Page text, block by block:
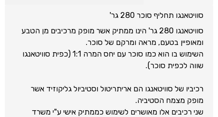
סוויטאנגו תחליף סוכר 280 גר'
סוויטאנגו 280 גר' הינו ממתיק אשר מופק מרכיבים מן הטבע
ומאופיין בטעם, מראה ומרקם של סוכר.
השימוש בו הוא כמו סוכר עם יחס המרה 1:1 (כפית סוויטאנגו
שווה לכפית סוכר).
רכיביו של סוויטאנגו הם אריתריטול וסטיביול גליקוזיד אשר
מופק מצמח הסטיביה.
שני רכיבים אלו מאושרים לשימוש כממתיק אישי ע"י משרד